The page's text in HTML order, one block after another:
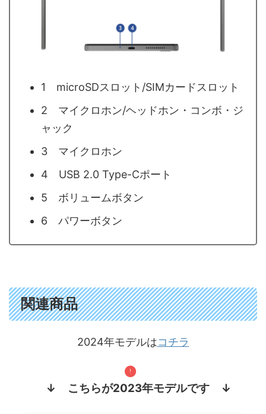
1 microSDスロット/SIMカードスロット
2 マイクロホン/ヘッドホン・コンボ・ジ
ャック
3 マイクロホン
4 USB 2.0 Type-Cポート
5 ボリュームボタン
6 パワーボタン
関連商品
2024年モデルはコチラ
↓ こちらが2023年モデルです ↓